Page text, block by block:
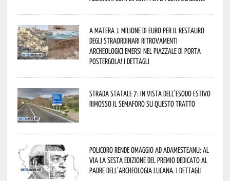
A Matera 1 milione di euro per il restauro
degli straordinari ritrovamenti
archeologici emersi nel piazzale di Porta
Postergola! I dettagli
Strada statale 7: in vista dell’esodo estivo
rimosso il semaforo su questo tratto
Policoro rende omaggio ad Adamesteanu: al
via la sesta edizione del Premio dedicato al
padre dell’archeologia lucana. I dettagli